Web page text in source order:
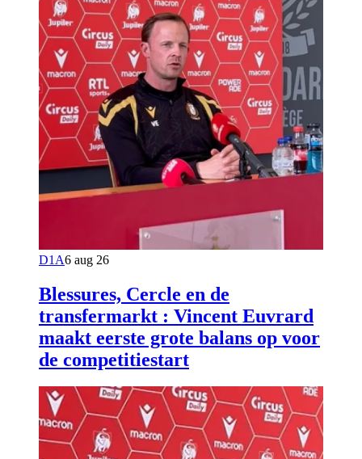
D1A6 aug 26
Blessures, Cercle en de
transfermarkt : Vincent Euvrard
maakt eerste grote balans op voor
de competitiestart